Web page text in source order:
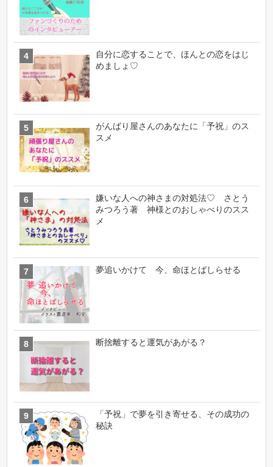
自分に恋することで、ほんとの恋をはじ
めましょ♡
がんばり屋さんのあなたに「予祝」のス
スメ
嫌いな人への神さまの対処法♡ さとう
みつろう著 神様とのおしゃべりのスス
メ
夢追いかけて 今、命ほとばしらせる
断捨離すると運気があがる？
「予祝」で夢を引き寄せる、その成功の
秘訣